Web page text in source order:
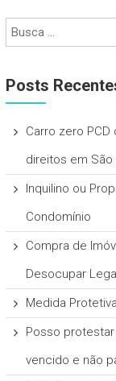
Posts
Carro zero
direitos em São
Inquilino ou
Condomínio
Compra de
Desocupar
Medida
Posso
vencido e não